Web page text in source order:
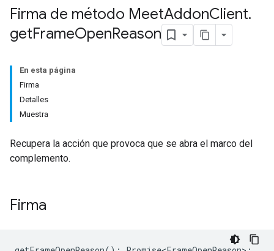
Firma de método MeetAddonClient.
getFrameOpenReason
En esta página
Firma
Detalles
Muestra
Recupera la acción que provoca que se abra el marco del
complemento.
Firma